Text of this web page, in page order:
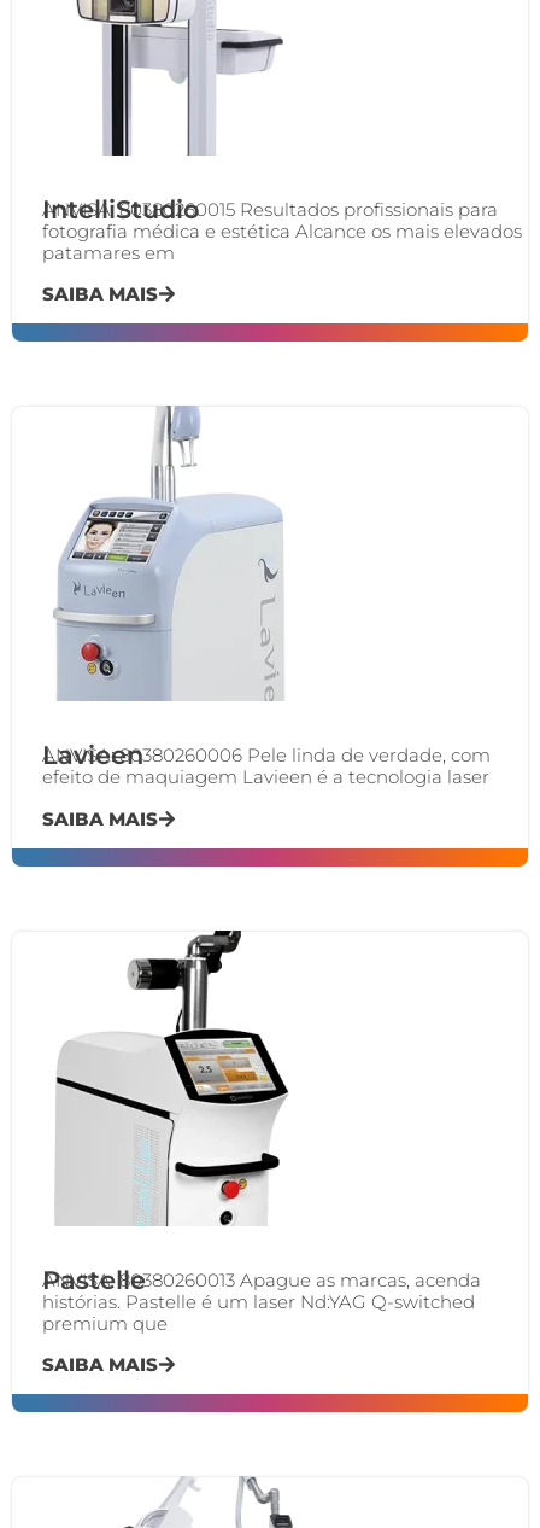
IntelliStudio
ANVISA: 80380260015 Resultados profissionais para
fotografia médica e estética Alcance os mais elevados
patamares em
SAIBA MAIS
Lavieen
ANVISA: 80380260006 Pele linda de verdade, com
efeito de maquiagem Lavieen é a tecnologia laser
SAIBA MAIS
Pastelle
ANVISA: 80380260013 Apague as marcas, acenda
histórias. Pastelle é um laser Nd:YAG Q-switched
premium que
SAIBA MAIS